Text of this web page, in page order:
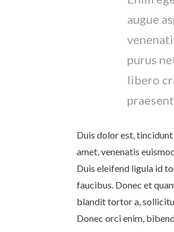
augue
purus
libero
praesent.
Duis dolor est,
amet, venenatis
Duis eleifend ligula id
faucibus. Donec et
blandit tortor a,
Donec orci enim,